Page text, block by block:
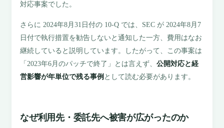
対応事案でした。
さらに 2024年8月31日付の 10-Q では、SEC が 2024年8月7
日付で執行措置を勧告しないと通知した一方、費用はなお
継続していると説明しています。したがって、この事案は
「2023年6月のパッチで終了」とは言えず、公開対応と経
営影響が年単位で残る事例 として読む必要があります。
なぜ利用先・委託先へ被害が広がったのか